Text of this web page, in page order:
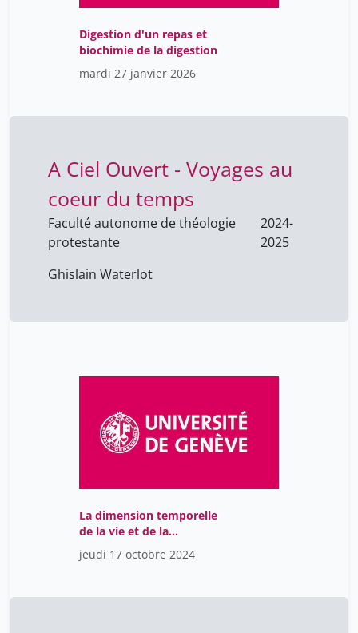
Digestion d'un repas et
biochimie de la digestion
mardi 27 janvier 2026
A Ciel Ouvert - Voyages au
coeur du temps
Faculté autonome de théologie
protestante
2024-
2025
Ghislain Waterlot
La dimension temporelle
de la vie et de la
médecine : Maintenir le
corps en synchronie avec
jeudi 17 octobre 2024